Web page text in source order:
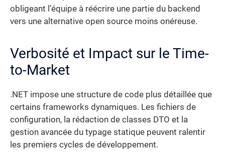
obligeant l’équipe à réécrire une partie du backend
vers une alternative open source moins onéreuse.
Verbosité et Impact sur le Time-
to-Market
.NET impose une structure de code plus détaillée que
certains frameworks dynamiques. Les fichiers de
configuration, la rédaction de classes DTO et la
gestion avancée du typage statique peuvent ralentir
les premiers cycles de développement.